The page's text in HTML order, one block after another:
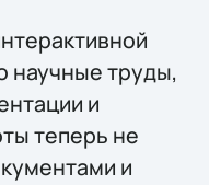
научные труды,
и
теперь не
и